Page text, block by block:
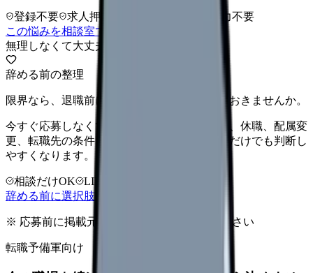
登録不要 求人押し売りなし
病院名は入力不要
この悩みを相談室で整理する
無理しなくて大丈夫
辞める前の整理
限界なら、退職前に次の逃げ道だけ確保しておきませんか。
今すぐ応募しなくても大丈夫です。退職時期、休職、配属変
更、転職先の条件を第三者に整理してもらうだけでも判断し
やすくなります。
相談だけOK LINE相談OK
辞める前に選択肢を確認する
※ 応募前に掲載元の最新情報を確認してください
転職予備軍向け